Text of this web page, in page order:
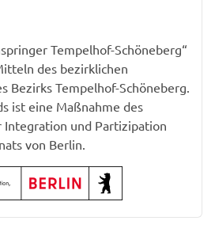
Tempelhof-Schöneberg“
des bezirklichen
Bezirks Tempelhof-Schöneberg.
ist eine Maßnahme des
Integration und Partizipation
von Berlin.